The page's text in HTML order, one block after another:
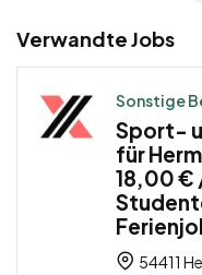
Verwandte Jobs
Sonstige
Sport-
für
18,00 €
54411